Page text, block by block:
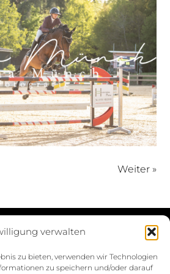
verwalten
zu bieten, verwenden wir Technologien
zu speichern und/oder darauf
Weiter »